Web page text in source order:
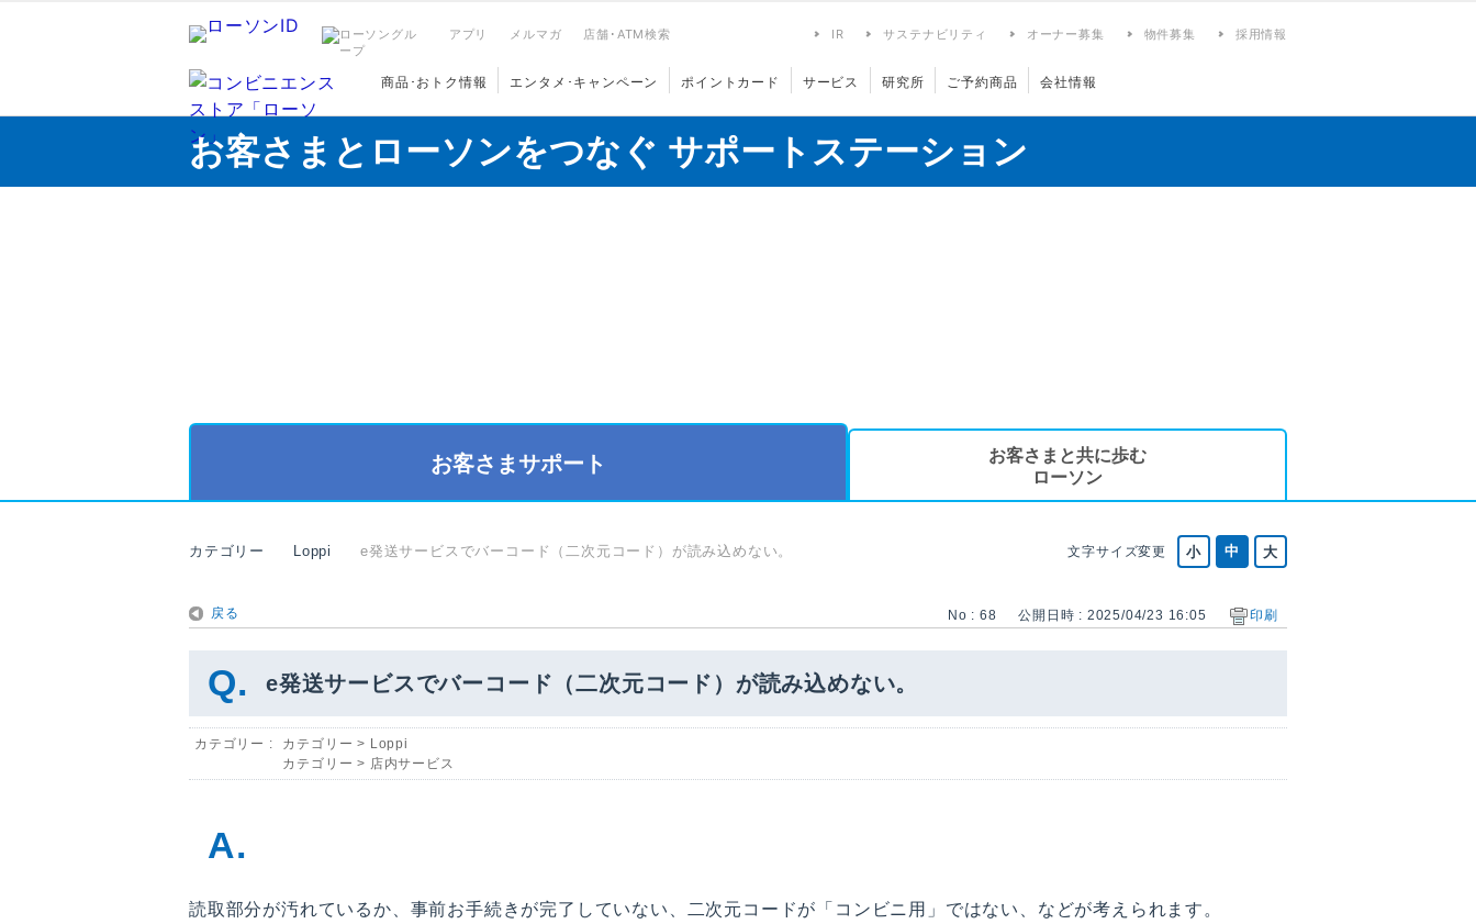
アプリ メルマガ 店舗･ATM検索 IR サステナビリティ オーナー募集 物件募集 採用情報
商品･おトク情報 エンタメ･キャンペーン ポイントカード サービス 研究所 ご予約商品 会社情報
お客さまとローソンをつなぐ サポートステーション
お客さまサポート
お客さまと共に歩む
ローソン
文字サイズ変更
カテゴリー Loppi e発送サービスでバーコード（二次元コード）が読み込めない。
戻る No : 68 公開日時 : 2025/04/23 16:05 印刷
e発送サービスでバーコード（二次元コード）が読み込めない。
カテゴリー : カテゴリー > Loppi
カテゴリー > 店内サービス
読取部分が汚れているか、事前お手続きが完了していない、二次元コードが「コンビニ用」ではない、などが考えられます。